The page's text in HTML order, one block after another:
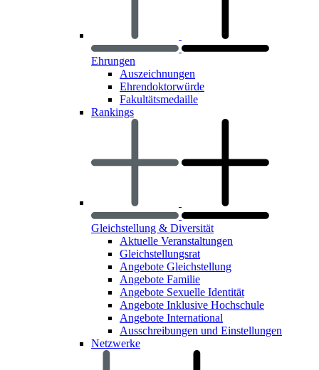
Ehrungen
Auszeichnungen
Ehrendoktorwürde
Fakultätsmedaille
Rankings
Gleichstellung & Diversität
Aktuelle Veranstaltungen
Gleichstellungsrat
Angebote Gleichstellung
Angebote Familie
Angebote Sexuelle Identität
Angebote Inklusive Hochschule
Angebote International
Ausschreibungen und Einstellungen
Netzwerke